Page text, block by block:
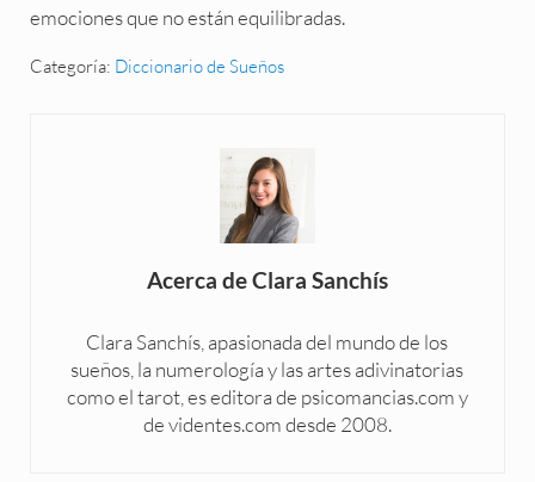
emociones que no están equilibradas.
Categoría: Diccionario de Sueños
Acerca deClara Sanchís
Clara Sanchís, apasionada del mundo de los
sueños, la numerología y las artes adivinatorias
como el tarot, es editora de psicomancias.com y
de videntes.com desde 2008.